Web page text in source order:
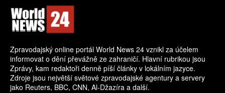
Zpravodajský online portál World News 24 vznikl za účelem
informovat o dění převážně ze zahraničí. Hlavní rubrikou jsou
Zprávy, kam redaktoři denně píší články v lokálním jazyce.
Zdroje jsou největší světové zpravodajské agentury a servery
jako Reuters, BBC, CNN, Al-Džazíra a další.